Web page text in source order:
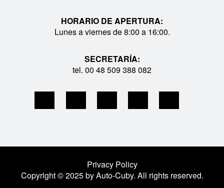
HORARIO DE APERTURA:
Lunes a viernes de 8:00 a 16:00.
SECRETARÍA:
tel. 00 48 509 388 082
Privacy Policy
Copyright © 2025 by Auto-Cuby. All rights reserved.